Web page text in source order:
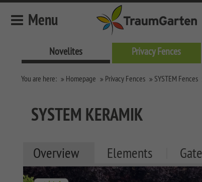
Novelites Privacy Fences
Menu
Novelites
SYSTEM Fences
SYSTEM KERAMIK XL
SYSTEM BOARD XL
You are here: Homepage Privacy Fences SYSTEM Fences
SYSTEM KERAMIK
Overview Elements